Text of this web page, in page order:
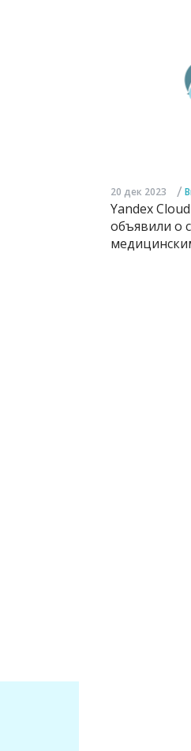
20 дек 2023 /
Yandex
объявили о